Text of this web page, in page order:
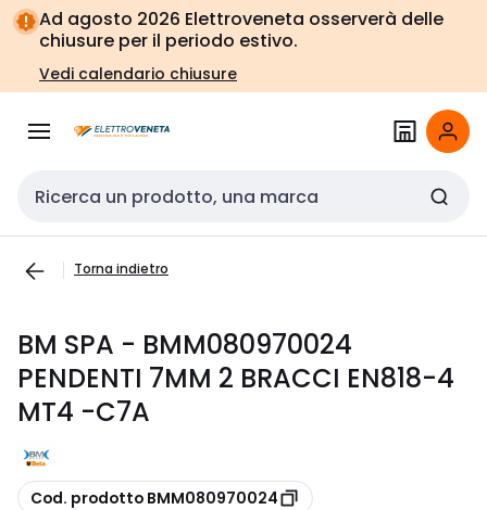
Vai alla
navigazione
Vai
alla
pagina
Ad agosto 2026 Elettroveneta osserverà delle
chiusure per il periodo estivo.
Vedi calendario chiusure
Cerca input
Torna indietro
BM SPA - BMM080970024
PENDENTI 7MM 2 BRACCI EN818-4
MT4 -C7A
copia
Cod. prodotto BMM080970024